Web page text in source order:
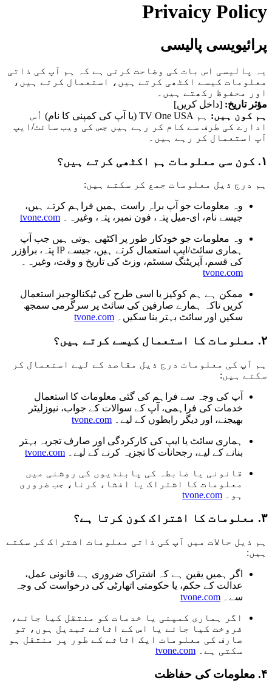
Privaicy Policy
پرائیویسی پالیسی
یہ پالیسی اس بات کی وضاحت کرتی ہے کہ ہم آپ کی ذاتی
معلومات کیسے اکٹھی کرتے ہیں، استعمال کرتے ہیں،
اور محفوظ رکھتے ہیں۔
مؤثر تاریخ: [داخل کریں]
ہم کون ہیں:
ہم TV One USA (یا آپ کی کمپنی کا نام) اُس
ادارے کی طرف سے کام کر رہے ہیں جس کی ویب سائٹ/ایپ
آپ استعمال کر رہے ہیں۔
۱. کون سی معلومات ہم اکٹھی کرتے ہیں؟
ہم درج ذیل معلومات جمع کر سکتے ہیں:
وہ معلومات جو آپ براہِ راست ہمیں فراہم کرتے ہیں،
جیسے نام، ای-میل پتہ، فون نمبر، پتہ، وغیرہ۔ tvone.com
وہ معلومات جو خودکار طور پر اکٹھی ہوتی ہیں جب آپ
ہماری سائٹ/ایپ استعمال کرتے ہیں، جیسے IP پتہ، براؤزر
کی قسم، آپریٹنگ سسٹم، وزٹ کی تاریخ و وقت، وغیرہ۔
tvone.com
ممکن ہے ہم کوکیز یا اسی طرح کی ٹیکنالوجیز استعمال
کریں تاکہ ہمارے صارفین کی سائٹ پر سرگرمی سمجھ
سکیں اور سائٹ بہتر بنا سکیں۔ tvone.com
۲. معلومات کا استعمال کیسے کرتے ہیں؟
ہم آپ کی معلومات درج ذیل مقاصد کے لیے استعمال کر
سکتے ہیں:
آپ کی وجہ سے فراہم کی گئی معلومات کا استعمال
خدمات کی فراہمی، آپ کے سوالات کے جواب، نیوزلیٹر
بھیجنے، اور دیگر رابطوں کے لیے۔ tvone.com
ہماری سائٹ یا ایپ کی کارکردگی اور صارف تجربہ بہتر
بنانے کے لیے، رجحانات کا تجزیہ کرنے کے لیے۔ tvone.com
قانونی یا ضابطہ کی پابندیوں کی روشنی میں
معلومات کا اشتراک یا افشاء کرنا، جب ضروری
ہو۔ tvone.com
۳. معلومات کا اشتراک کون کرتا ہے؟
ہم ذیل حالات میں آپ کی ذاتی معلومات اشتراک کر سکتے
ہیں:
اگر ہمیں یقین ہے کہ اشتراک ضروری ہے قانونی عمل،
عدالت کے حکم، یا حکومتی اتھارٹی کی درخواست کی وجہ
سے۔ tvone.com
اگر ہماری کمپنی یا خدمات کو منتقل کیا جائے،
فروخت کیا جائے یا اس کے اثاثے تبدیل ہوں، تو
صارف کی معلومات ایک اثاثے کے طور پر منتقل ہو
سکتی ہے۔ tvone.com
۴. معلومات کی حفاظت